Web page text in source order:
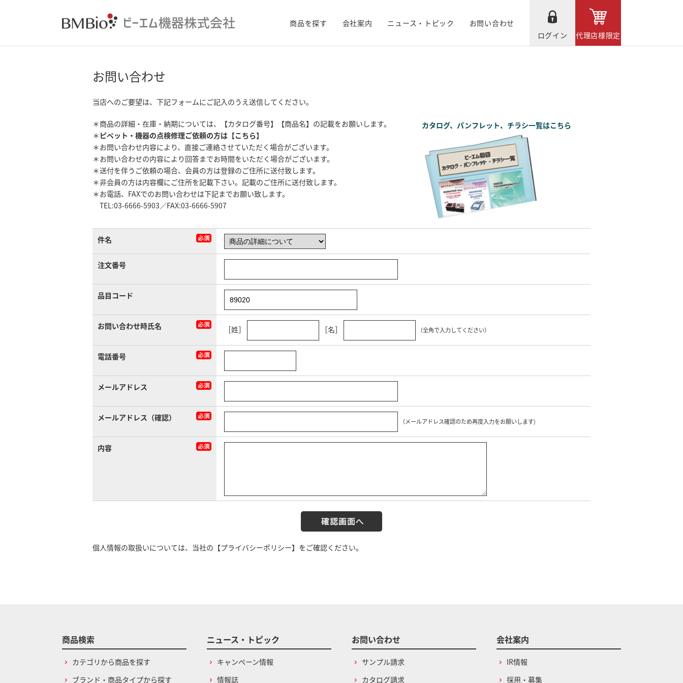
商品を探す 会社案内 ニュース・トピック
お問い合わせ
ログイン
代理店様限定
お問い合わせ
当店へのご要望は、下記フォームにご記入のうえ送信してください。
＊商品の詳細・在庫・納期については、【カタログ番号】【商品名】の記載をお願いします。
＊ ピペット・機器の点検修理ご依頼の方は【こちら】
＊お問い合わせ内容により、直接ご連絡させていただく場合がございます。
＊お問い合わせの内容により回答までお時間をいただく場合がございます。
＊送付を伴うご依頼の場合、会員の方は登録のご住所に送付致します。
＊非会員の方は内容欄にご住所を記載下さい。記載のご住所に送付致します。
＊お電話、FAXでのお問い合わせは下記までお願い致します。
TEL:03-6666-5903／FAX:03-6666-5907
カタログ、パンフレット、チラシ一覧はこちら
件名
注文番号
品目コード
お問い合わせ時氏名 ［姓］ ［名］ （全角で入力してください）
電話番号
メールアドレス
メールアドレス（確認） （メールアドレス確認のため再度入力をお願いします)
内容
個人情報の取扱いについては、当社の 【プライバシーポリシー】 をご確認ください。
商品検索
カテゴリから商品を探す
ブランド・商品タイプから探す
ニュース・トピック
キャンペーン情報
情報誌
お問い合わせ
サンプル請求
カタログ請求
会社案内
IR情報
採用・募集